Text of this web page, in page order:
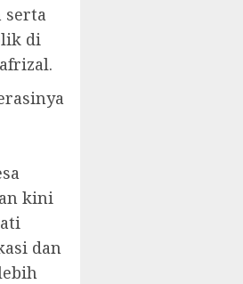
serta
di
kini
dan